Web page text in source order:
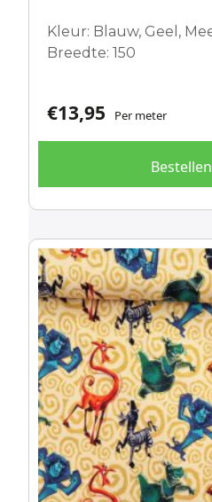
Kleur: Blauw, Geel,
Breedte: 150
€13,95 Per meter
Bestellen